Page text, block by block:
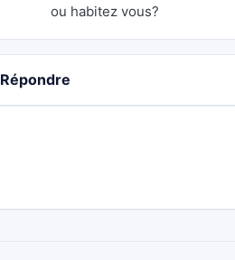
ou habitez vous?
Répondre